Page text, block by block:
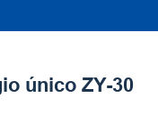
único ZY-30